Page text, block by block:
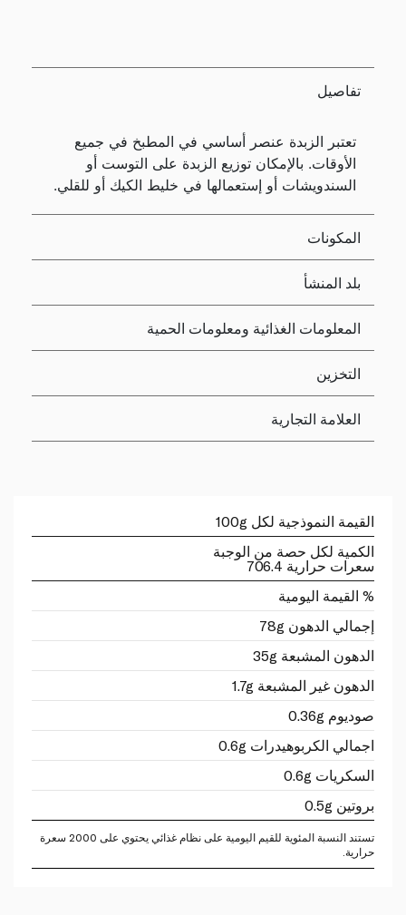
تفاصيل
تعتبر الزبدة عنصر أساسي في المطبخ في جميع
الأوقات. بالإمكان توزيع الزبدة على التوست أو
السندويشات أو إستعمالها في خليط الكيك أو للقلي.
المكونات
بلد المنشأ
المعلومات الغذائية ومعلومات الحمية
التخزين
العلامة التجارية
القيمة النموذجية لكل 100g
الكمية لكل حصة من الوجبة
سعرات حرارية 706.4
% القيمة اليومية
إجمالي الدهون 78g
الدهون المشبعة 35g
الدهون غير المشبعة 1.7g
صوديوم 0.36g
اجمالي الكربوهيدرات 0.6g
السكريات 0.6g
بروتين 0.5g
تستند النسبة المئوية للقيم اليومية على نظام غذائي يحتوي على 2000 سعرة
حرارية.